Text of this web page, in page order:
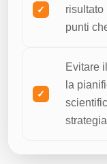
risultato
punti
Evitare
la